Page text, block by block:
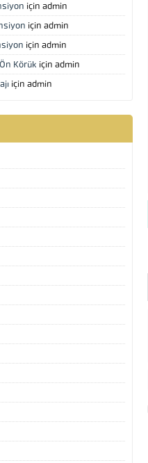
için admin
için admin
için admin
Körük için admin
için admin